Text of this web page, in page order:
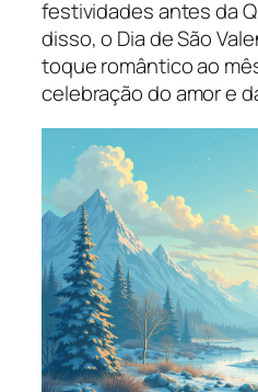
festividades antes da
disso, o Dia de São
toque romântico ao
celebração do amor e